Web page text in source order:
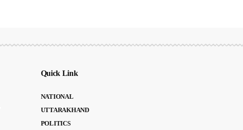
Quick Link
NATIONAL
UTTARAKHAND
POLITICS